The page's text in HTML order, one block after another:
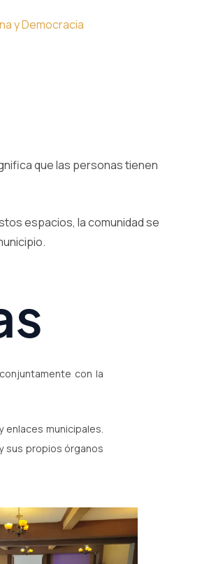
y Democracia
que las personas tienen
espacios, la comunidad se
con la
municipales.
sus propios órganos